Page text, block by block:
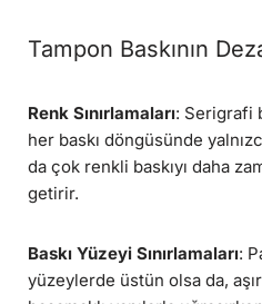
Tampon Baskının
Renk Sınırlamaları: Serigrafi
her baskı döngüsünde
da çok renkli baskıyı daha
getirir.
Baskı Yüzeyi Sınırlamaları:
yüzeylerde üstün olsa da,